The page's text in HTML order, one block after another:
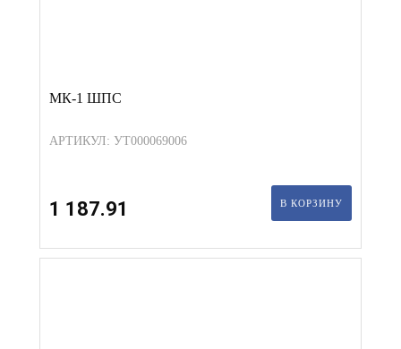
МК-1 ШПС
АРТИКУЛ: УТ000069006
1 187.91 В КОРЗИНУ